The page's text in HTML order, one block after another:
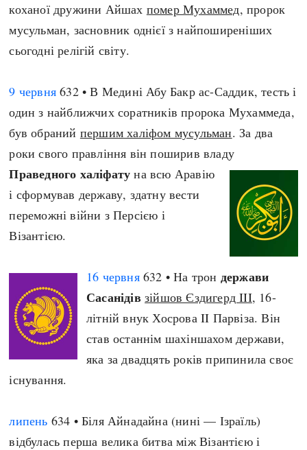
коханої дружини Айшах помер Мухаммед, пророк
мусульман, засновник однієї з найпоширеніших
сьогодні релігій світу.
9 червня 632 • В Медині Абу Бакр ас-Саддик, тесть і
один з найближчих соратників пророка Мухаммеда,
був обраний першим халіфом мусульман. За два
роки свого правління він поширив владу
Праведного халіфату на всю Аравію
і сформував державу, здатну вести
переможні війни з Персією і
Візантією.
16 червня632 • На трон держави
Сасанідів зійшов Єздигерд III, 16-
літній внук Хосрова II Парвіза. Він
став останнім шахіншахом держави,
яка за двадцять років припинила своє
існування.
липень 634 • Біля Айнадайна (нині — Ізраїль)
відбулась перша велика битва між Візантією і